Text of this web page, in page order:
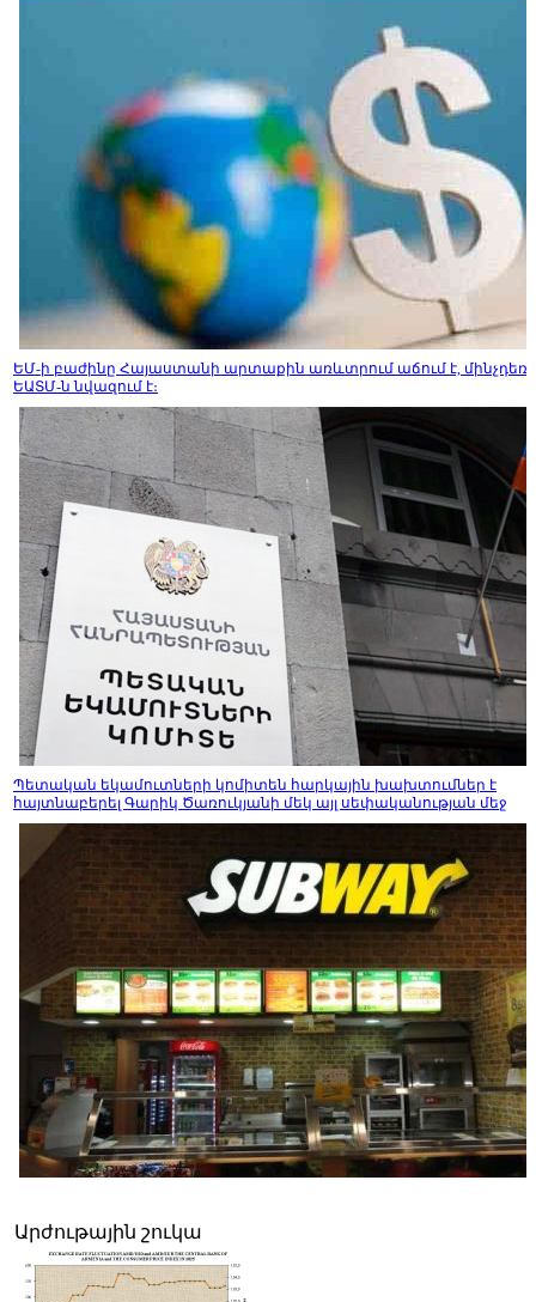
ԵՄ-ի բաժինը Հայաստանի արտաքին առևտրում աճում է, մինչդեռ
ԵԱՏՄ-ն նվազում է։
Պետական եկամուտների կոմիտեն հարկային խախտումներ է
հայտնաբերել Գարիկ Ծառուկյանի մեկ այլ սեփականության մեջ
մուտք գործելու հնարավորությունը
Արժութային շուկա